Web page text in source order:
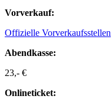
Vorverkauf:
Offizielle Vorverkaufsstellen
Abendkasse:
23,- €
Onlineticket: